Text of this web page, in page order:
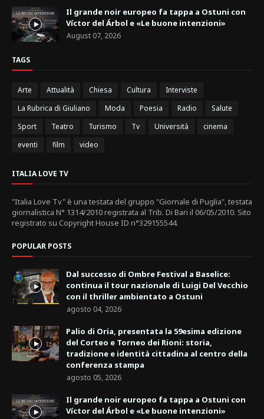
Il grande noir europeo fa tappa a Ostuni con
Víctor del Árbol e «Le buone intenzioni»
August 07, 2026
TAGS
Arte Attualità Chiesa Cultura
Interviste
La Rubrica di Giuliano
Moda Poesia Radio
Salute
Sport
Teatro Turismo Tv Università
cinema
eventi
film video
ITALIA LOVE TV
"Italia Love Tv" è una testata del gruppo "Giornale di Puglia", testata
giornalistica N° 1314/2010 registrata al Trib. Di Bari il 06/05/2010. Sito
registrato su Copyright House ID n°329155544.
POPULAR POSTS
Dal successo di Ombre Festival a Baselice:
continua il tour nazionale di Luigi Del Vecchio
con il thriller ambientato a Ostuni
agosto 04, 2026
Palio di Oria, presentata la 59esima edizione
del Corteo e Torneo dei Rioni: storia,
tradizione e identità cittadina al centro della
conferenza stampa
agosto 05, 2026
Il grande noir europeo fa tappa a Ostuni con
Víctor del Árbol e «Le buone intenzioni»